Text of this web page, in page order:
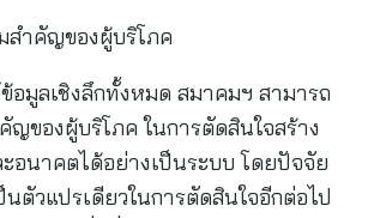
สำคัญของผู้บริโภค
อมูลเชิงลึกทั้งหมด สมาคมฯ สามารถ
ญของผู้บริโภค ในการตัดสินใจสร้าง
อนาคตได้อย่างเป็นระบบ โดยปัจจัย
ตัวแปรเดียวในการตัดสินใจอีกต่อไป